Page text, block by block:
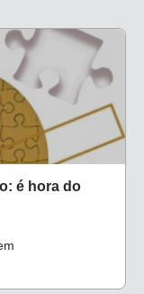
é hora do